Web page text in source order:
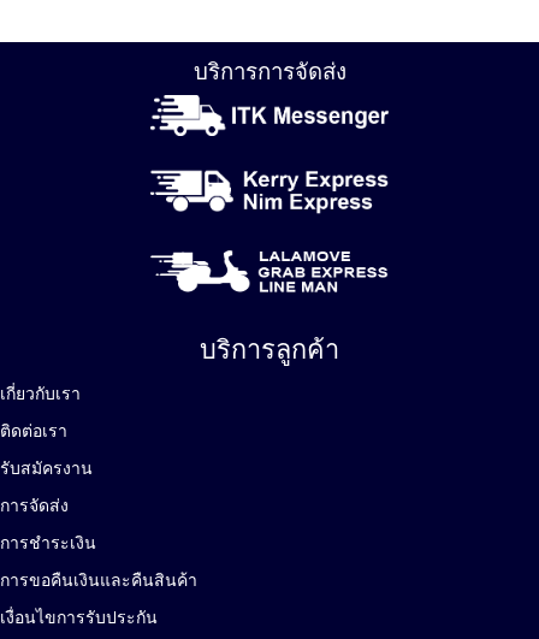
บริการการจัดส่ง
บริการลูกค้า
เกี่ยวกับเรา
ติดต่อเรา
รับสมัครงาน
การจัดส่ง
การชำระเงิน
การขอคืนเงินและคืนสินค้า
เงื่อนไขการรับประกัน